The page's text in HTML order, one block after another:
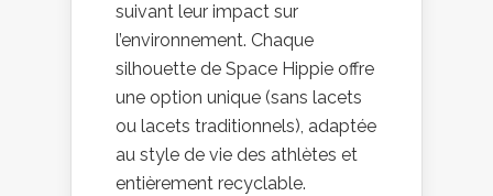
suivant leur impact sur
l’environnement. Chaque
silhouette de Space Hippie offre
une option unique (sans lacets
ou lacets traditionnels), adaptée
au style de vie des athlètes et
entièrement recyclable.